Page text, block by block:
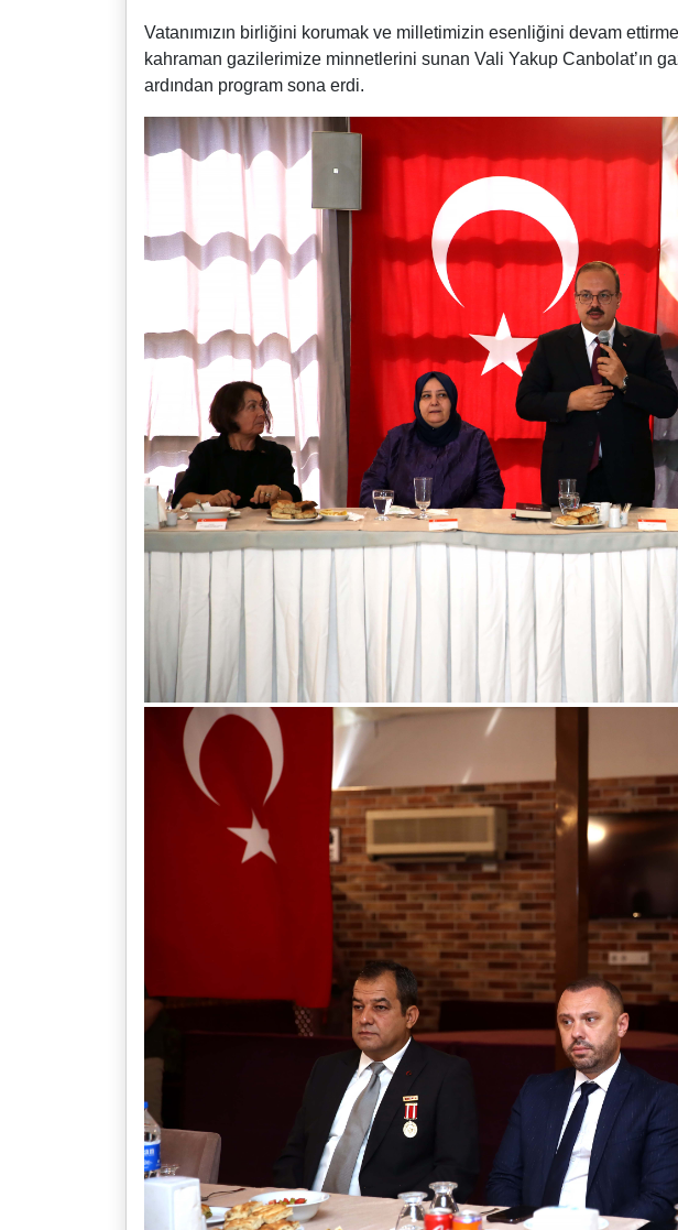
Vatanımızın birliğini korumak ve milletimizin esenliğini devam
kahraman gazilerimize minnetlerini sunan Vali Yakup Canbolat’ın
ardından program sona erdi.